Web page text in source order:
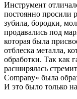
Инструмент
постоянно просили
зубила, бородки,
продавались под
которая была
отблеска металла,
обработки. Так как
расширялась
Company» была
И это было только